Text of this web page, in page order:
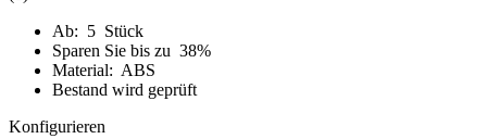
Ab: 5 Stück
Sparen Sie bis zu 38%
Material: ABS
Bestand wird geprüft
Konfigurieren